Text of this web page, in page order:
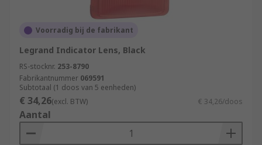
Voorradig bij de fabrikant
Legrand Indicator Lens, Black
RS-stocknr. 253-8790
Fabrikantnummer 069591
Subtotaal (1 doos van 5 eenheden)
€ 34,26(excl. BTW) € 34,26/doos
Aantal